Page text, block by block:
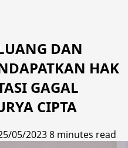
DAN
HAK
GAGAL
CIPTA
05/20238 minutes read